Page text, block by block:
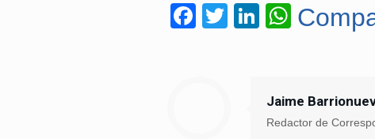
Facebook
Twitter
LinkedIn
Jaime
Redactor de